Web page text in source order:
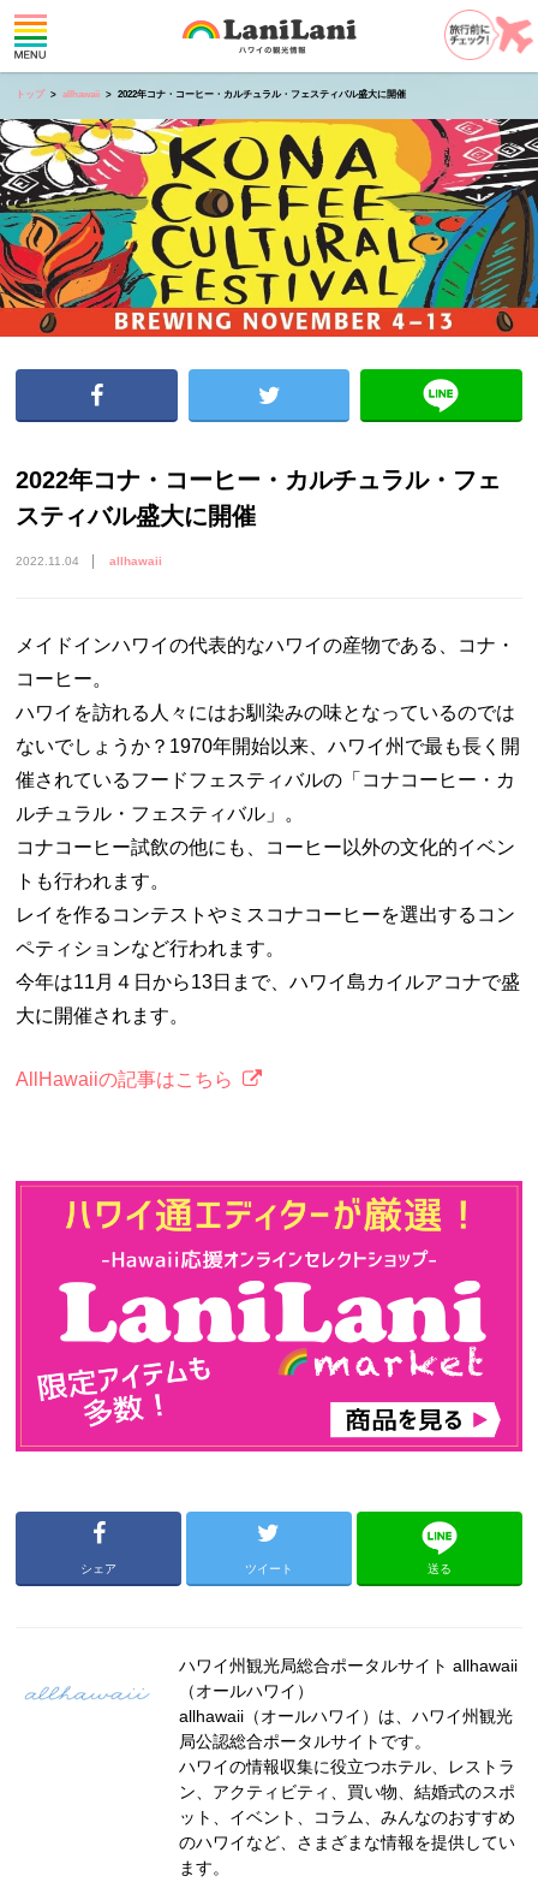
トップ allhawaii 2022年コナ・コーヒー・カルチュラル・フェスティバル盛大に開催
2022年コナ・コーヒー・カルチュラル・フェ
スティバル盛大に開催
2022.11.04 allhawaii
メイドインハワイの代表的なハワイの産物である、コナ・
コーヒー。
ハワイを訪れる人々にはお馴染みの味となっているのでは
ないでしょうか？1970年開始以来、ハワイ州で最も長く開
催されているフードフェスティバルの「コナコーヒー・カ
ルチュラル・フェスティバル」。
コナコーヒー試飲の他にも、コーヒー以外の文化的イベン
トも行われます。
レイを作るコンテストやミスコナコーヒーを選出するコン
ペティションなど行われます。
今年は11月４日から13日まで、ハワイ島カイルアコナで盛
大に開催されます。
AllHawaiiの記事はこちら
シェア ツイート 送る
ハワイ州観光局総合ポータルサイト allhawaii
（オールハワイ）
allhawaii（オールハワイ）は、ハワイ州観光
局公認総合ポータルサイトです。
ハワイの情報収集に役立つホテル、レストラ
ン、アクティビティ、買い物、結婚式のスポ
ット、イベント、コラム、みんなのおすすめ
のハワイなど、さまざまな情報を提供してい
ます。